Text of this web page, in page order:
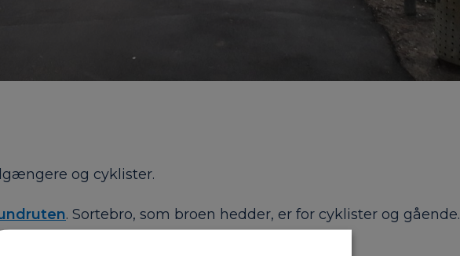
og cyklister.
. Sortebro, som broen hedder, er for cyklister og gående.